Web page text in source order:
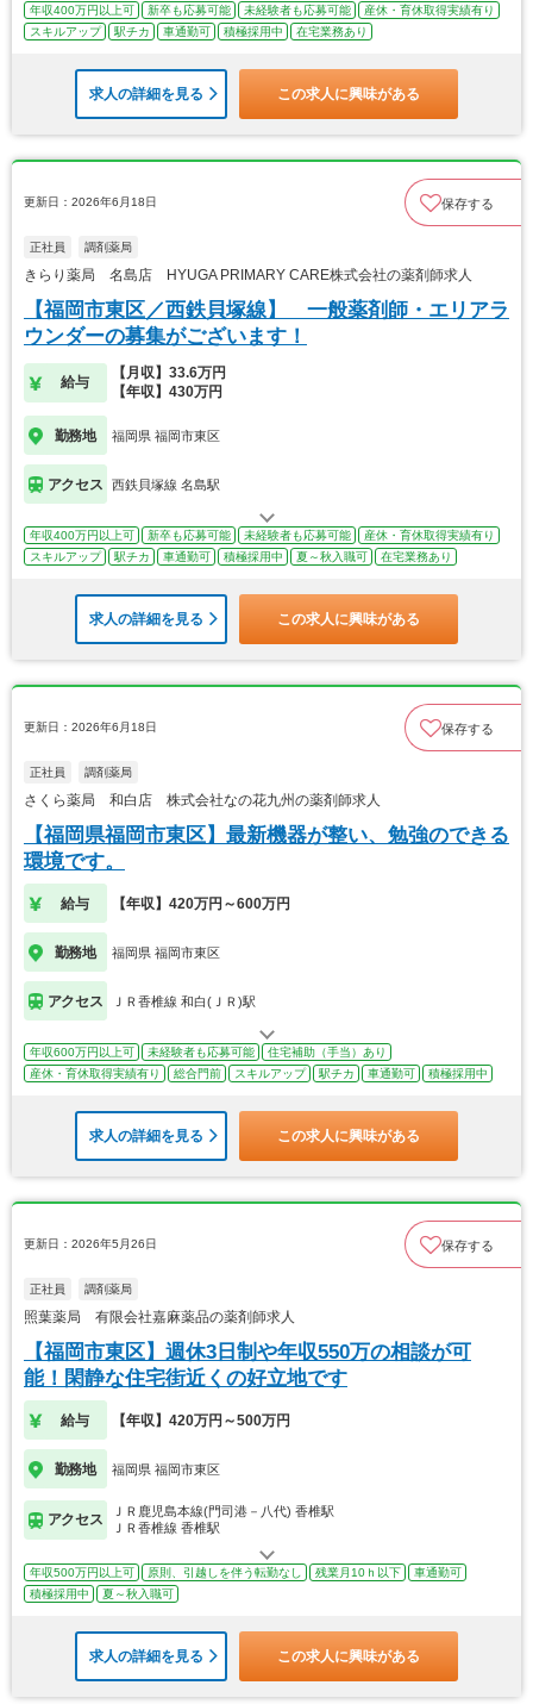
年収400万円以上可 新卒も応募可能 未経験者も応募可能
産休・育休取得実績有り
スキルアップ
駅チカ 車通勤可 積極採用中 在宅業務あり
求人の詳細を見る この求人に興味がある
更新日：2026年6月18日 保存する
正社員 調剤薬局
きらり薬局 名島店 HYUGA PRIMARY CARE株式会社の薬剤師求人
【福岡市東区／西鉄貝塚線】 一般薬剤師・エリアラ
ウンダーの募集がございます！
給与
【月収】33.6万円
【年収】430万円
勤務地 福岡県 福岡市東区
アクセス 西鉄貝塚線 名島駅
年収400万円以上可 新卒も応募可能 未経験者も応募可能
産休・育休取得実績有り
スキルアップ
駅チカ 車通勤可 積極採用中 夏～秋入職可 在宅業務あり
求人の詳細を見る この求人に興味がある
更新日：2026年6月18日 保存する
正社員 調剤薬局
さくら薬局 和白店 株式会社なの花九州の薬剤師求人
【福岡県福岡市東区】最新機器が整い、勉強のできる
環境です。
給与 【年収】420万円～600万円
勤務地 福岡県 福岡市東区
アクセス ＪＲ香椎線 和白(ＪＲ)駅
年収600万円以上可 未経験者も応募可能
住宅補助（手当）あり
産休・育休取得実績有り
総合門前 スキルアップ 駅チカ 車通勤可 積極採用中
求人の詳細を見る この求人に興味がある
更新日：2026年5月26日 保存する
正社員 調剤薬局
照葉薬局 有限会社嘉麻薬品の薬剤師求人
【福岡市東区】週休3日制や年収550万の相談が可
能！閑静な住宅街近くの好立地です
給与 【年収】420万円～500万円
勤務地 福岡県 福岡市東区
アクセス
ＪＲ鹿児島本線(門司港－八代) 香椎駅
ＪＲ香椎線 香椎駅
年収500万円以上可 原則、引越しを伴う転勤なし 残業月10ｈ以下
車通勤可
積極採用中
夏～秋入職可
求人の詳細を見る この求人に興味がある